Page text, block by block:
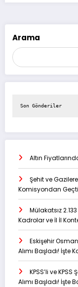
Arama
Son Gönderiler
Altın
Şehit ve
Komisyondan
Mülakatsız
Kadrolar ve İl İl
Eskişehir
Alımı Başladı! İşte
KPSS’li ve
Alımı Başladı! İşte